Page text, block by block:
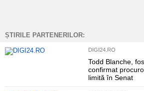
ȘTIRILE PARTENERILOR:
DIGI24.RO
Todd Blanche,
confirmat
limită în Senat